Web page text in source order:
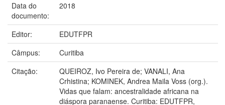
Data do
documento:
2018
Editor:
EDUTFPR
Câmpus:
Curitiba
Citação:
QUEIROZ, Ivo Pereira de; VANALI, Ana
Crhistina; KOMINEK, Andrea Maila Voss (org.).
Vidas que falam: ancestralidade africana na
diáspora paranaense. Curitiba: EDUTFPR,